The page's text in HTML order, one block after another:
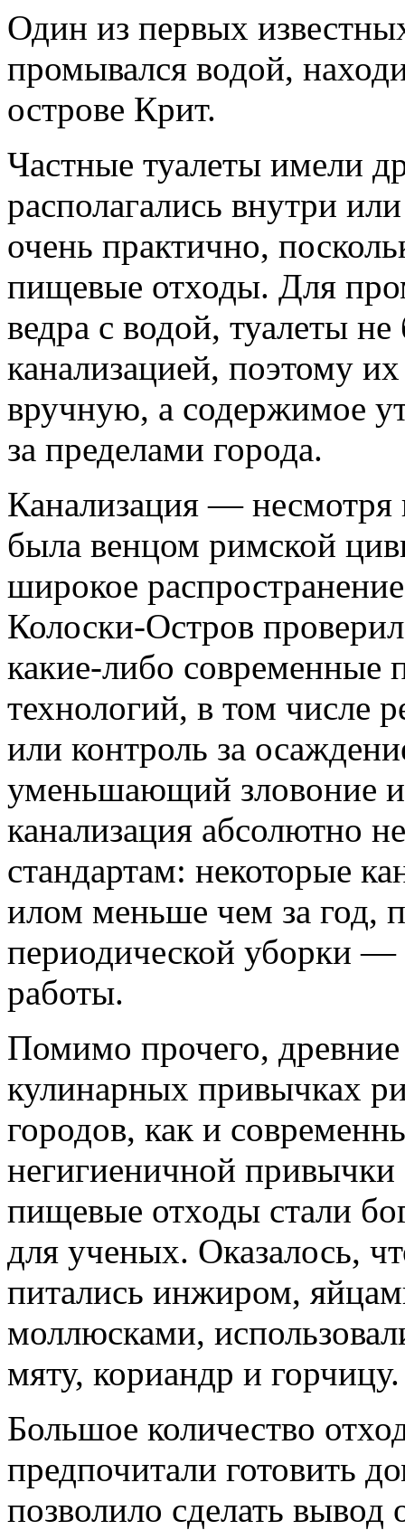
Один из первых
промывался водой,
острове Крит.
Частные туалеты имели
располагались внутри
очень практично,
пищевые отходы. Для
ведра с водой, туалеты
канализацией, поэтому
вручную, а содержимое
за пределами города.
Канализация — несмотря
была венцом римской
широкое
Колоски-Остров
какие-либо современные
технологий, в том числе
или контроль за
уменьшающий зловоние и
канализация абсолютно
стандартам: некоторые
илом меньше чем за год,
периодической уборки —
работы.
Помимо прочего, древние
кулинарных привычках
городов, как и
негигиеничной привычки
пищевые отходы стали
для ученых. Оказалось,
питались инжиром,
моллюсками,
мяту, кориандр и горчицу.
Большое количество
предпочитали готовить
позволило сделать вывод